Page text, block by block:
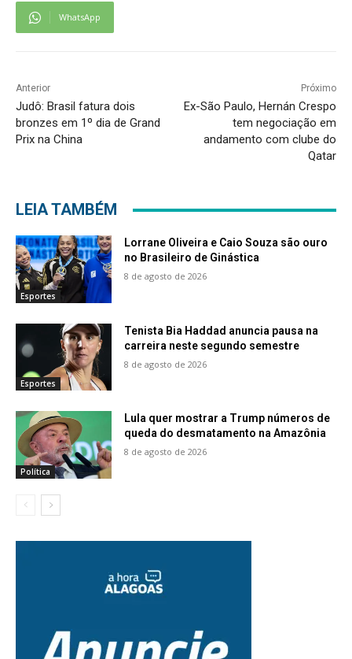
WhatsApp
Anterior
Judô: Brasil fatura dois
bronzes em 1º dia de Grand
Prix na China
Próximo
Ex-São Paulo, Hernán Crespo
tem negociação em
andamento com clube do
Qatar
LEIA TAMBÉM
Esportes
Lorrane Oliveira e Caio Souza são ouro
no Brasileiro de Ginástica
8 de agosto de 2026
Esportes
Tenista Bia Haddad anuncia pausa na
carreira neste segundo semestre
8 de agosto de 2026
Política
Lula quer mostrar a Trump números de
queda do desmatamento na Amazônia
8 de agosto de 2026